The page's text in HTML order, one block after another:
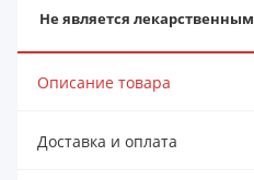
Не является
Описание товара
Доставка и оплата